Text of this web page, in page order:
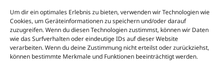
Um dir ein optimales Erlebnis zu bieten, verwenden wir Technologien wie
Cookies, um Geräteinformationen zu speichern und/oder darauf
zuzugreifen. Wenn du diesen Technologien zustimmst, können wir Daten
wie das Surfverhalten oder eindeutige IDs auf dieser Website
verarbeiten. Wenn du deine Zustimmung nicht erteilst oder zurückziehst,
können bestimmte Merkmale und Funktionen beeinträchtigt werden.
Bochum bis Dortmund.